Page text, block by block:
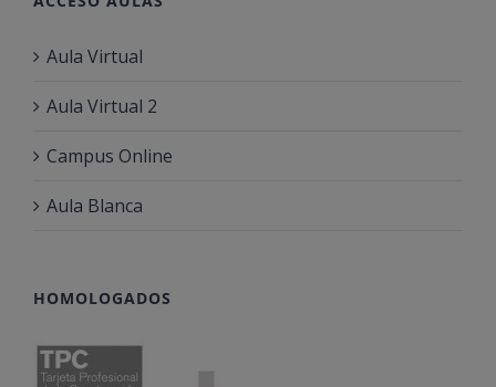
Aula Virtual
Aula Virtual 2
Campus Online
Aula Blanca
HOMOLOGADOS